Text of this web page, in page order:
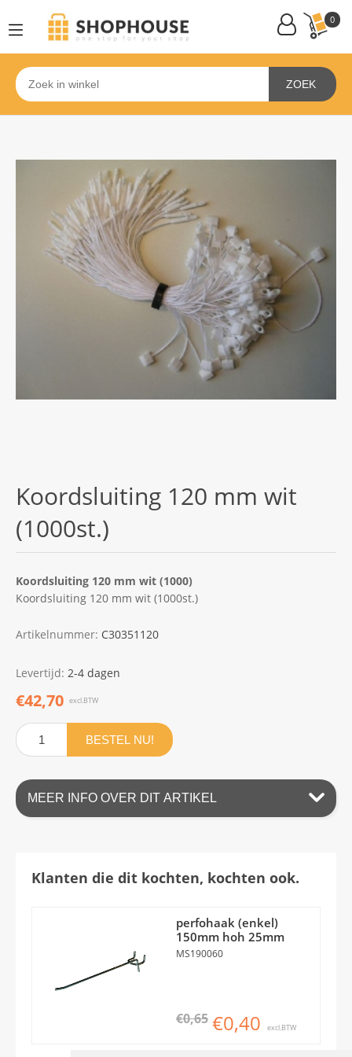
0
ZOEK
Koordsluiting 120 mm wit
(1000st.)
Koordsluiting 120 mm wit (1000)
Koordsluiting 120 mm wit (1000st.)
Artikelnummer: C30351120
Levertijd: 2-4 dagen
€42,70 excl.BTW
BESTEL NU!
MEER INFO OVER DIT ARTIKEL
Klanten die dit kochten, kochten ook.
perfohaak (enkel)
150mm hoh 25mm
MS190060
€0,65 €0,40 excl.BTW